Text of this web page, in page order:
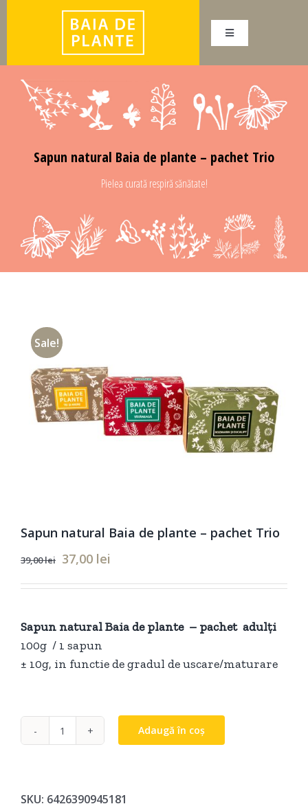
Toggle
Cine suntem
Produse
Utilizator:
Coș
Sapun natural Baia de plante – pachet Trio
Pielea curată respiră sănătate!
Sale!
Sapun natural Baia de plante – pachet Trio
39,00lei Prețul
39,00 lei.
37,00 lei
Sapun natural Baia de plante – pachet adulți
100g / 1 sapun
± 10g, in functie de gradul de uscare/maturare
Cantitate
Baia
Adaugă în coș
SKU: 6426390945181